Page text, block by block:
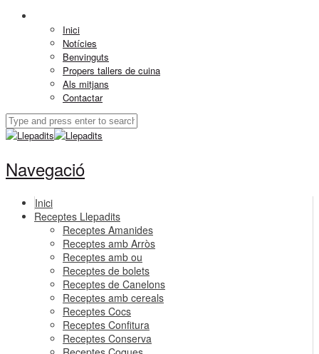
Inici
Notícies
Benvinguts
Propers tallers de cuina
Als mitjans
Contactar
Navegació
Inici
Receptes Llepadits
Receptes Amanides
Receptes amb Arròs
Receptes amb ou
Receptes de bolets
Receptes de Canelons
Receptes amb cereals
Receptes Cocs
Receptes Confitura
Receptes Conserva